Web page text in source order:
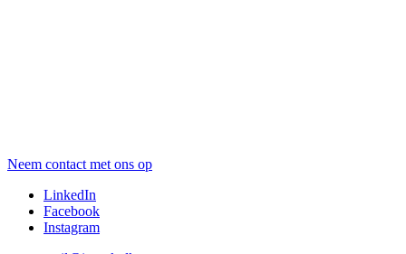
Neem contact met ons op
LinkedIn
Facebook
Instagram